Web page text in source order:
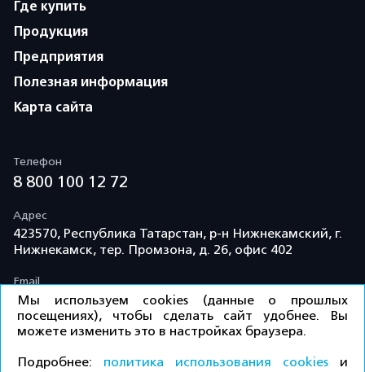
Где купить
Продукция
Предприятия
Полезная информация
Карта сайта
Телефон
8 800 100 12 72
Адрес
423570, Республика Татарстан, р-н Нижнекамский, г.
Нижнекамск, тер. Промзона, д. 26, офис 402
Email
info@td-kama.com
©ООО «Торговый дом «Кама» 2026 / Все права
Мы используем cookies (данные о прошлых
посещениях), чтобы сделать сайт удобнее. Вы
можете изменить это в настройках браузера.
Подробнее: политика использования cookies и